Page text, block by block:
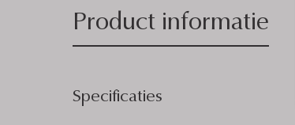
Product informatie
Specificaties